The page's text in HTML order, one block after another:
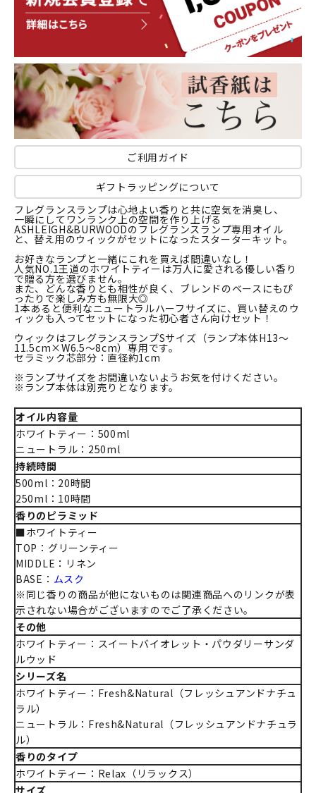
ご利用ガイド
ギフトラッピングについて
フレグランスランプは心地よい香りと共に空気を消臭し、
一瞬にしてワンランク上の空間を作り上げる
ASHLEIGH&BURWOODのフレグランスランプ専用オイル
と、替え用のウィックがセットになったスターターキット。
お好きなランプと一緒にこれを買えば間違いなし！
人気NO.1王道のホワイトティーは万人に愛される優しい香り
で贈る方を選びません。
また、どんな香りとも相性が良く、ブレンドのベースにもぴ
ったりで楽しみ方も無限大◎
1本あると便利なニュートラルハーフサイズに、買い替えのウ
ィックも入ってセットになった初心者さん向けセット！
ウィックはフレグランスランプSサイズ（ランプ本体H13～
11.5cm×W6.5～8cm）専用です。
セラミック芯部分：直径約1cm
※ランプサイズをお間違いないようお気を付けください。
※ランプ本体は別売りとなります。
オイル内容量
ホワイトティー：500ml
ニュートラル：250ml
持続時間
500ml：20時間
250ml：10時間
香りのピラミッド
■ホワイトティー
TOP：グリーンティー
MIDDLE：リネン
BASE： ムスク
※同じ香りの商品が他にないものは関連商品へのリンクが表
示されない場合がございますのでご了承ください。
その他
ホワイトティー：スイートバイオレット・パウダリーサンダ
ルウッド
シリーズ名
ホワイトティー：Fresh&Natural（フレッシュアンドナチュ
ラル）
ニュートラル：Fresh&Natural（フレッシュアンドナチュラ
ル）
香りのタイプ
ホワイトティー：Relax（リラックス）